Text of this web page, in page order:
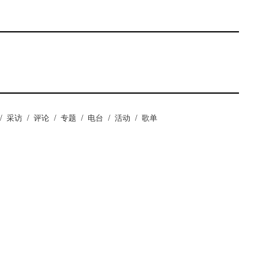
/ 采访 / 评论 / 专题 / 电台 / 活动 / 歌单